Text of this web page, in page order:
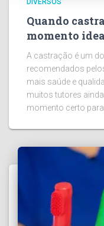
Quando
momento
A castração é um
recomendados
mais saúde e
muitos tutores
momento certo para